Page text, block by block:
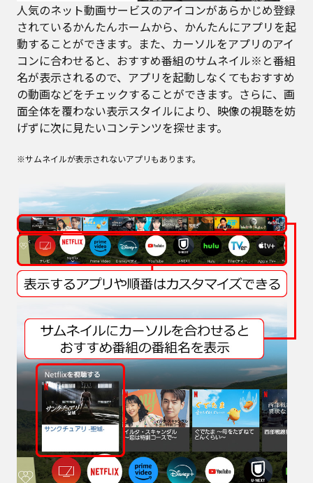
人気のネット動画サービスのアイコンがあらかじめ登録
されているかんたんホームから、かんたんにアプリを起
動することができます。また、カーソルをアプリのアイ
コンに合わせると、おすすめ番組のサムネイル※と番組
名が表示されるので、アプリを起動しなくてもおすすめ
の動画などをチェックすることができます。さらに、画
面全体を覆わない表示スタイルにより、映像の視聴を妨
げずに次に見たいコンテンツを探せます。
※サムネイルが表示されないアプリもあります。